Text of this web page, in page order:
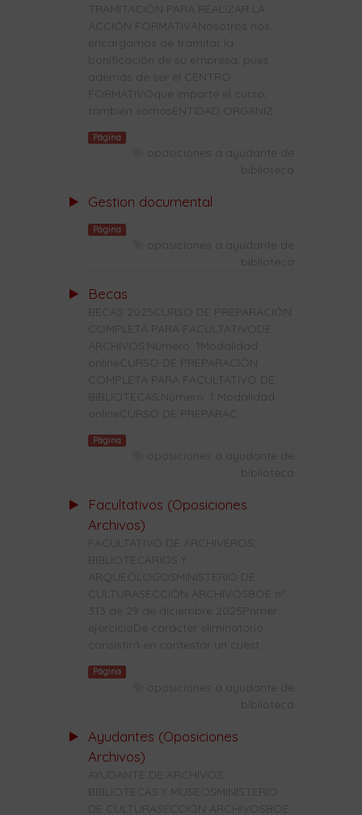
TRAMITACIÓN PARA REALIZAR LA
ACCIÓN FORMATIVANosotros nos
encargamos de tramitar la
bonificación de su empresa, pues
además de ser el CENTRO
FORMATIVOque imparte el curso,
también somosENTIDAD ORGANIZ...
Página
oposiciones a ayudante de
biblioteca
Gestion documental
Página
oposiciones a ayudante de
biblioteca
Becas
BECAS 2025CURSO DE PREPARACIÓN
COMPLETA PARA FACULTATIVODE
ARCHIVOS:Número: 1Modalidad:
onlineCURSO DE PREPARACIÓN
COMPLETA PARA FACULTATIVO DE
BIBLIOTECAS:Número: 1 Modalidad:
onlineCURSO DE PREPARAC...
Página
oposiciones a ayudante de
biblioteca
Facultativos (Oposiciones
Archivos)
FACULTATIVO DE ARCHIVEROS,
BIBLIOTECARIOS Y
ARQUEÓLOGOSMINISTERIO DE
CULTURASECCIÓN ARCHIVOSBOE nº
313 de 29 de diciembre 2025Primer
ejercicioDe carácter eliminatorio,
consistirá en contestar un cuest...
Página
oposiciones a ayudante de
biblioteca
Ayudantes (Oposiciones
Archivos)
AYUDANTE DE ARCHIVOS,
BIBLIOTECAS Y MUSEOSMINISTERIO
DE CULTURASECCIÓN ARCHIVOSBOE